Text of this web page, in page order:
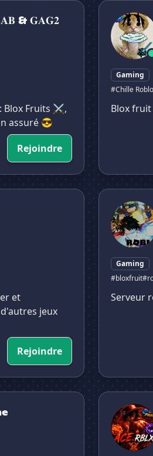
& 𝐆𝐀𝐆𝟐
: Blox Fruits ⚔️,
assuré 😎
Rejoindre
K2l légion
Gaming
#Chille
Blox
et
jeux
Rejoindre
Gaming
#bloxfruit
Serveur
ACE.BF